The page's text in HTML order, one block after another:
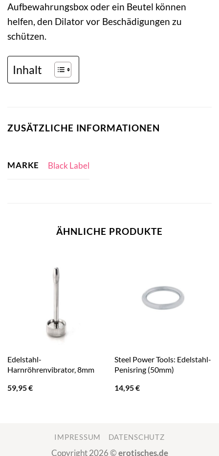
Aufbewahrungsbox oder ein Beutel können
helfen, den Dilator vor Beschädigungen zu
schützen.
Inhalt
ZUSÄTZLICHE INFORMATIONEN
MARKE Black Label
ÄHNLICHE PRODUKTE
Edelstahl-
Harnröhrenvibrator, 8mm
59,95€
Steel Power Tools: Edelstahl-
Penisring (50mm)
14,95€
IMPRESSUM DATENSCHUTZ
Copyright 2026 ©erotisches.de